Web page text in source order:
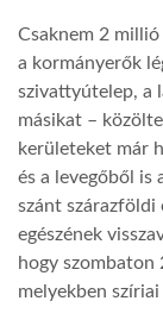
AFRIKA
A NAP SZÉPE
LINKTR.EE
GLOBOZSARU
Csaknem 2
a kormányerők
szivattyútelep, a
másikat –
kerületeket már
és a levegőből is
szánt
egészének
hogy szombaton
melyekben